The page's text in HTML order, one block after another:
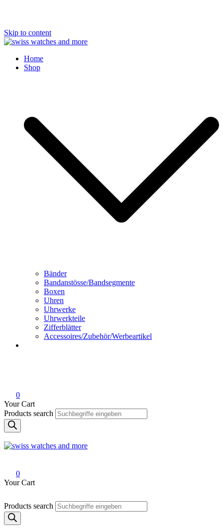
Skip to content
Swiss Watches and More
Home
Shop
Bänder
Bandanstösse/Bandsegmente
Boxen
Uhren
Uhrwerke
Uhrwerkteile
Zifferblätter
Accessoires/Zubehör/Werbeartikel
0
Your Cart
Products search
0
Your Cart
Products search